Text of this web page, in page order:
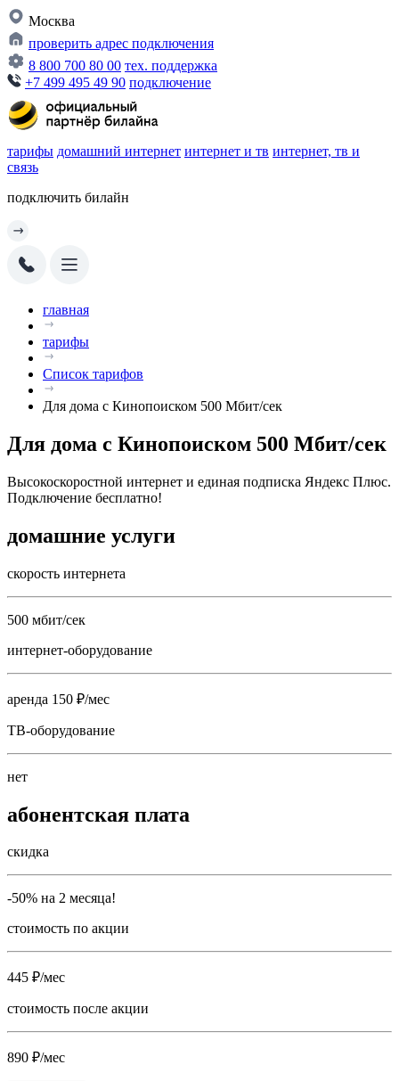
Москва
проверить адрес подключения
8 800 700 80 00 тех. поддержка
+7 499 495 49 90 подключение
тарифы домашний интернет интернет и тв интернет, тв и
связь
подключить билайн
главная
тарифы
Список тарифов
Для дома с Кинопоиском 500 Мбит/сек
Для дома с Кинопоиском 500 Мбит/сек
Высокоскоростной интернет и единая подписка Яндекс Плюс.
Подключение бесплатно!
домашние услуги
скорость интернета
500 мбит/сек
интернет-оборудование
аренда 150 ₽/мес
ТВ-оборудование
нет
абонентская плата
скидка
-50% на 2 месяца!
стоимость по акции
445 ₽/мес
стоимость после акции
890 ₽/мес